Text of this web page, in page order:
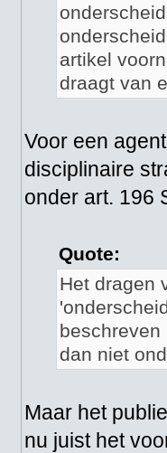
artikel
draagt van
Voor een
disciplinaire
onder art. 196
Quote:
Het dragen
beschreven
dan niet
Maar het
nu juist het